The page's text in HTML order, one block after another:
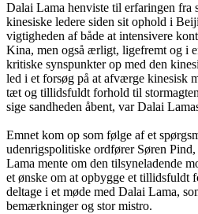
Dalai Lama henviste til erfaringen fra
kinesiske ledere siden sit ophold i
vigtigheden af både at intensivere
Kina, men også ærligt, ligefremt og i
kritiske synspunkter op med den
led i et forsøg på at afværge kinesisk
tæt og tillidsfuldt forhold til
sige sandheden åbent, var Dalai
Emnet kom op som følge af et
udenrigspolitiske ordfører Søren
Lama mente om den tilsyneladende
et ønske om at opbygge et tillidsfuldt
deltage i et møde med Dalai Lama,
bemærkninger og stor mistro.